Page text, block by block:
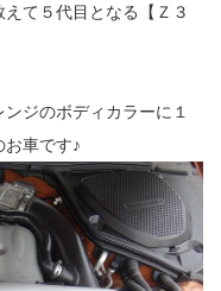
て５代目となる【Ｚ３
ジのボディカラーに１
お車です♪